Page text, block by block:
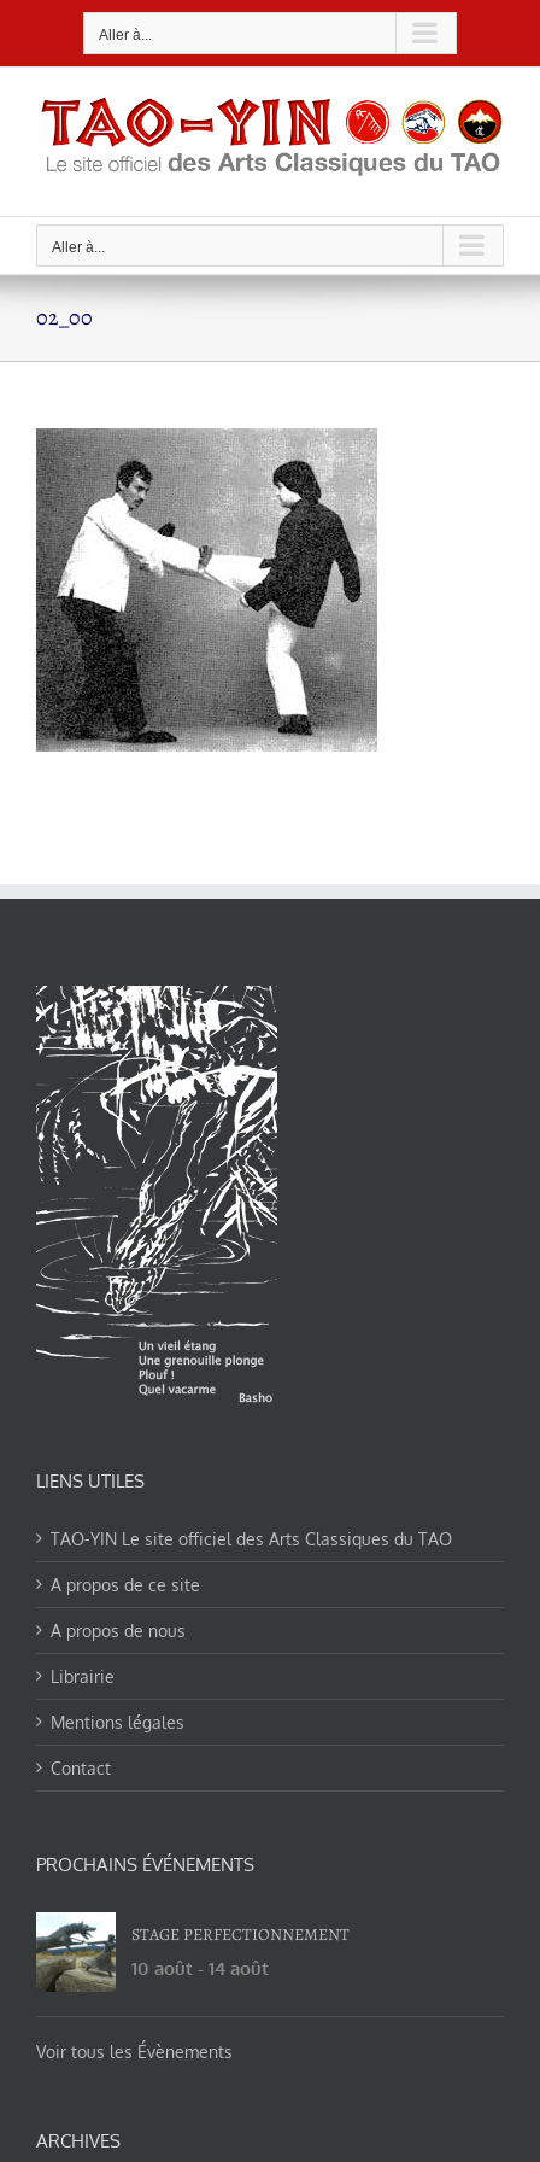
Aller à...
Aller à...
02_00
LIENS UTILES
TAO-YIN Le site officiel des Arts Classiques du TAO
A propos de ce site
A propos de nous
Librairie
Mentions légales
Contact
PROCHAINS ÉVÉNEMENTS
STAGE PERFECTIONNEMENT
10 août - 14 août
Voir tous les Évènements
ARCHIVES